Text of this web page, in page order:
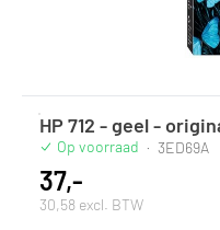
HP 712 - geel -
Op voorraad · 3ED69A
37,-
30,58 excl. BTW